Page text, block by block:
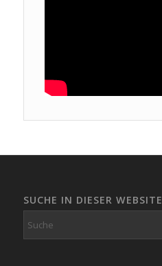
SUCHE IN DIESER WEBSITE